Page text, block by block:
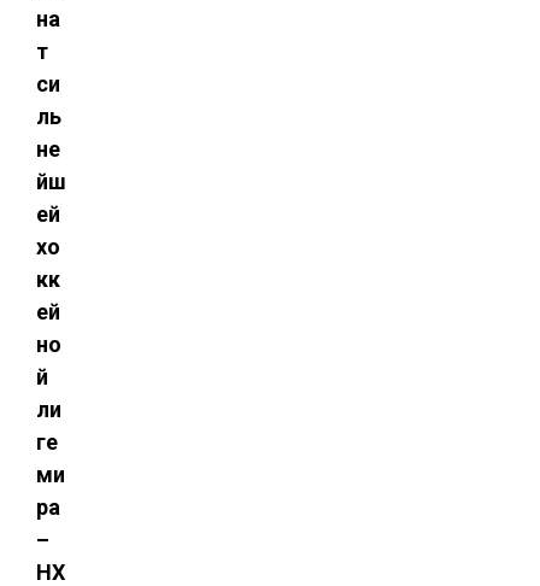
на
т
си
ль
не
йш
ей
хо
кк
ей
но
й
ли
ге
ми
ра
–
НХ